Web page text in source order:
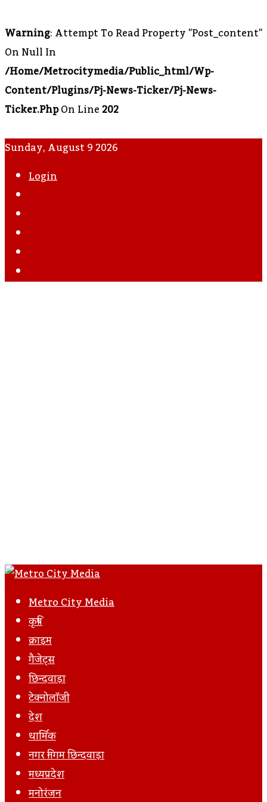
Warning: Attempt To Read Property "post_content"
On Null In
/home/metrocitymedia/public_html/wp-
Content/plugins/pj-News-Ticker/pj-News-
Ticker.phpOn Line202
Sunday, August 9 2026
Login
Metro City Media
कृषि
क्राइम
गैजेट्स
छिन्दवाड़ा
टेक्नोलॉजी
देश
धार्मिक
नगर निगम छिन्दवाड़ा
मध्यप्रदेश
मनोरंजन